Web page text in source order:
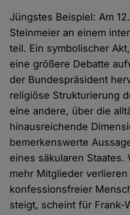
Jüngstes Beispiel: Am
Steinmeier an einem
teil. Ein symbolischer
eine größere Debatte
der Bundespräsident
religiöse Strukturierung
eine andere, über die
hinausreichende
bemerkenswerte
eines säkularen Staates.
mehr Mitglieder
konfessionsfreier
steigt, scheint für Frank-